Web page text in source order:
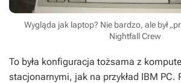
Wygląda jak laptop? Nie bardzo, ale był
Nightfall Crew
To była konfiguracja tożsama z
stacjonarnymi, jak na przykład IBM PC.